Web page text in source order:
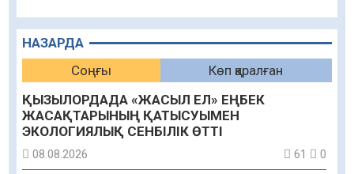
НАЗАРДА
Соңғы
Көп қаралған
ҚЫЗЫЛОРДАДА «ЖАСЫЛ ЕЛ» ЕҢБЕК
ЖАСАҚТАРЫНЫҢ ҚАТЫСУЫМЕН
ЭКОЛОГИЯЛЫҚ СЕНБІЛІК ӨТТІ
08.08.2026 61 0